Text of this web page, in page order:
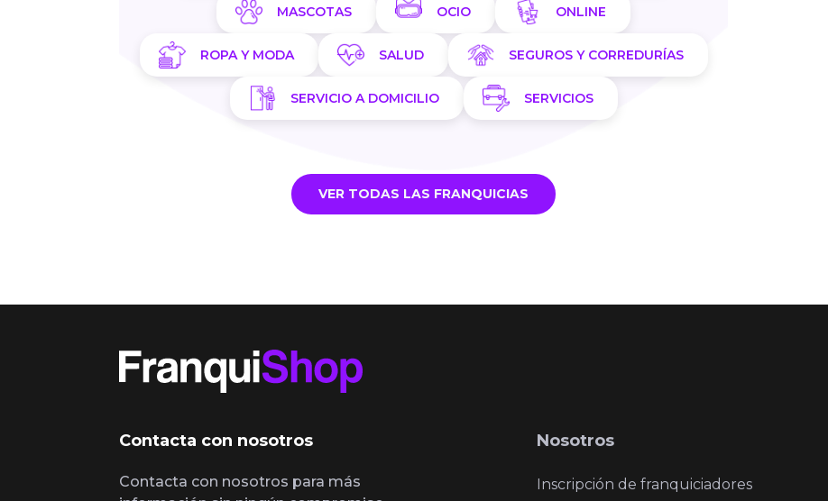
MASCOTAS OCIO ONLINE
ROPA Y MODA SALUD SEGUROS Y CORREDURÍAS
SERVICIO A DOMICILIO SERVICIOS
VER TODAS LAS FRANQUICIAS
Contacta con nosotros
Contacta con nosotros para más
Nosotros
Inscripción de franquiciadores